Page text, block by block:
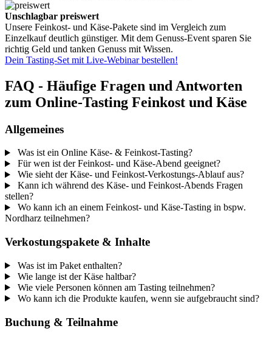
Unschlagbar preiswert
Unsere Feinkost- und Käse-Pakete sind im Vergleich zum
Einzelkauf deutlich günstiger. Mit dem Genuss-Event sparen Sie
richtig Geld und tanken Genuss mit Wissen.
Dein Tasting-Set mit Live-Webinar bestellen!
FAQ - Häufige Fragen und Antworten
zum Online-Tasting Feinkost und Käse
Allgemeines
Was ist ein Online Käse- & Feinkost-Tasting?
Für wen ist der Feinkost- und Käse-Abend geeignet?
Wie sieht der Käse- und Feinkost-Verkostungs-Ablauf aus?
Kann ich während des Käse- und Feinkost-Abends Fragen
stellen?
Wo kann ich an einem Feinkost- und Käse-Tasting in bspw.
Nordharz teilnehmen?
Verkostungspakete & Inhalte
Was ist im Paket enthalten?
Wie lange ist der Käse haltbar?
Wie viele Personen können am Tasting teilnehmen?
Wo kann ich die Produkte kaufen, wenn sie aufgebraucht sind?
Buchung & Teilnahme